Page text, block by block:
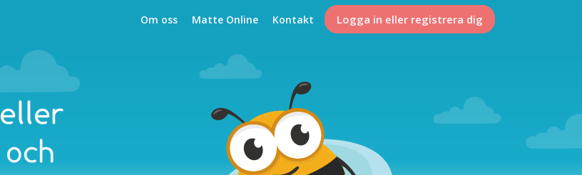
Om oss Matte Online Kontakt Logga in eller registrera dig